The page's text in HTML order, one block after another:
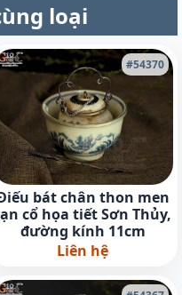
loại
#54370
bát chân thon men
cổ họa tiết Sơn Thủy,
đường kính 11cm
Liên hệ